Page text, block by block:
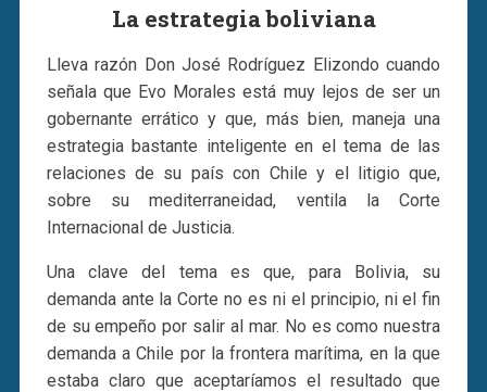
La estrategia boliviana
Lleva razón Don José Rodríguez Elizondo cuando
señala que Evo Morales está muy lejos de ser un
gobernante errático y que, más bien, maneja una
estrategia bastante inteligente en el tema de las
relaciones de su país con Chile y el litigio que,
sobre su mediterraneidad, ventila la Corte
Internacional de Justicia.
Una clave del tema es que, para Bolivia, su
demanda ante la Corte no es ni el principio, ni el fin
de su empeño por salir al mar. No es como nuestra
demanda a Chile por la frontera marítima, en la que
estaba claro que aceptaríamos el resultado que